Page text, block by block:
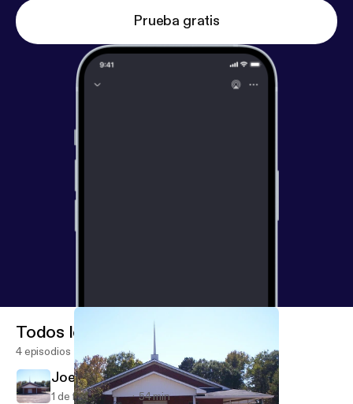
Prueba gratis
Todos los episodios
4 episodios
Joel 3:1-21
1 de feb de 2015 54 min